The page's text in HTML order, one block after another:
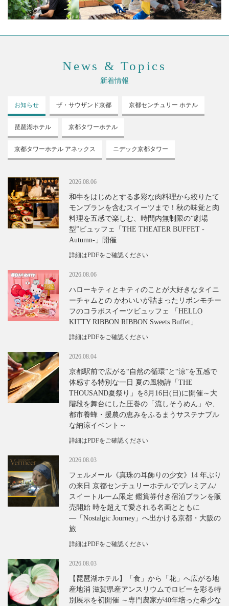
News & Topics
新着情報
お知らせ ザ・サウザンド京都 京都センチュリー ホテル
琵琶湖ホテル 京都タワーホテル
京都タワーホテル アネックス ニデック京都タワー
2026.08.06
和牛をはじめとする多彩な肉料理から絞りたて
モンブランを含むスイーツまで！秋の味覚と肉
料理を五感で楽しむ、時間内無制限の“劇場
型”ビュッフェ「THE THEATER BUFFET -
Autumn-」開催
詳細はPDFをご確認ください
2026.08.06
ハローキティとキティのことが大好きなタイニ
ーチャムとの かわいいが詰まったリボンモチー
フのコラボスイーツビュッフェ 「HELLO
KITTY RIBBON RIBBON Sweets Buffet」
詳細はPDFをご確認ください
2026.08.04
京都駅前で広がる“自然の循環”と“涼”を五感で
体感する特別な一日 夏の風物詩「THE
THOUSAND夏祭り」を8月16日(日)に開催～大
階段を舞台にした圧巻の「流しそうめん」や、
都市養蜂・援農の恵みをふるまうサステナブル
な納涼イベント～
詳細はPDFをご確認ください
2026.08.03
フェルメール《真珠の耳飾りの少女》14 年ぶり
の来日 京都センチュリーホテルでプレミアム/
スイートルーム限定 鑑賞券付き宿泊プランを販
売開始 時を超えて愛される名画とともに
―「Nostalgic Journey」へ出かける京都・大阪の
旅
詳細はPDFをご確認ください
2026.08.03
【琵琶湖ホテル】「食」から「花」へ広がる地
産地消 滋賀県産アンスリウムでロビーを彩る特
別展示を初開催 ～専門農家が40年培った希少な